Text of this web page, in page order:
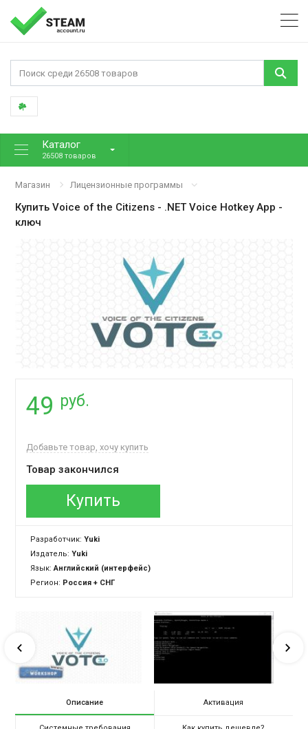
Каталог
26508 товаров
Магазин Лицензионные программы
КупитьVoice of the Citizens - .NET Voice Hotkey App -
ключ
49 руб.
Добавьте товар, хочу купить
Товар закончился
Купить
Разработчик:Yuki
Издатель:Yuki
Язык:Английский (интерфейс)
Регион: Россия + СНГ
Описание Активация